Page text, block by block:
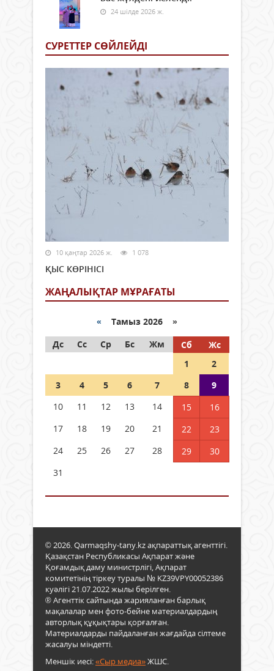
24 шілде 2026 ж.
СУРЕТТЕР СӨЙЛЕЙДI
10 қаңтар 2026 ж. 1 078
ҚЫС КӨРІНІСІ
ЖАҢАЛЫҚТАР МҰРАҒАТЫ
« Тамыз 2026 »
Дс
Сс Ср Бс Жм Сб
Жс
1
2
3
4 5 6 7 8
9
10
11 12 13 14 15
16
17
18 19 20 21 22
23
24
25 26 27 28 29
30
31
© 2026. Qarmaqshy-tany.kz ақпараттық агенттігі.
Қазақстан Республикасы Ақпарат және
Қоғамдық даму министрлігі, Ақпарат
комитетінің тіркеу туралы № KZ39VPY00052386
куәлігі 21.07.2022 жылы берілген.
® Агенттік сайтында жарияланған барлық
мақалалар мен фото-бейне материалдардың
авторлық құқықтары қорғалған.
Материалдарды пайдаланған жағдайда сілтеме
жасалуы міндетті.
Меншік иесі:«Сыр медиа»ЖШС.